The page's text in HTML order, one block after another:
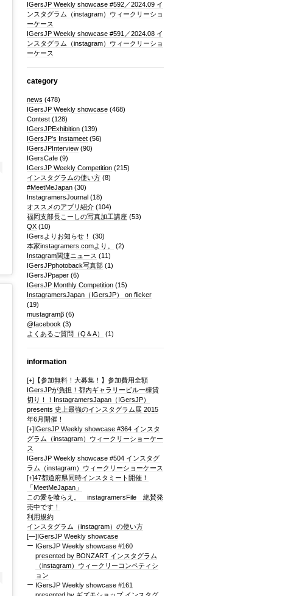
IGersJP Weekly showcase #592／2024.09 イ
ンスタグラム（instagram）ウィークリーショ
ーケース
IGersJP Weekly showcase #591／2024.08 イ
ンスタグラム（instagram）ウィークリーショ
ーケース
category
news (478)
IGersJP Weekly showcase(468)
Contest(128)
IGersJPExhibition(139)
IGersJP's Instameet(56)
IGersJPInterview(90)
IGersCafe(9)
IGersJP Weekly Competition(215)
インスタグラムの使い方(8)
#MeetMeJapan(30)
InstagramersJournal(18)
オススメのアプリ紹介(104)
福岡支部長こーしの写真加工講座(53)
QX(10)
IGersよりお知らせ！
(30)
本家instagramers.comより。
(2)
Instagram関連ニュース (11)
IGersJPphotoback写真部(1)
IGersJPpaper(6)
IGersJP Monthly Competition(15)
InstagramersJapan（IGersJP） on flicker
(19)
mustagramβ(6)
@facebook (3)
よくあるご質問（Q＆A）
(1)
information
[+]【参加無料！大募集！】参加費用全額
IGersJPが負担！都内ギャラリービル一棟貸
切り！！InstagramersJapan（IGersJP）
presents 史上最強のインスタグラム展 2015
年6月開催！
[+]IGersJP Weekly showcase #364 インスタ
グラム（instagram）ウィークリーショーケー
ス
IGersJP Weekly showcase #504 インスタグ
ラム（instagram）ウィークリーショーケース
[+]47都道府県同時インスタミート開催！
「MeetMeJapan」
この愛を喰らえ。 instagramersFile 絶賛発
売中です！
利用規約
インスタグラム（instagram）の使い方
[—]IGersJP Weekly showcase
IGersJP Weekly showcase #160
presented by BONZART インスタグラム
（instagram）ウィークリーコンペティシ
ョン
IGersJP Weekly showcase #161